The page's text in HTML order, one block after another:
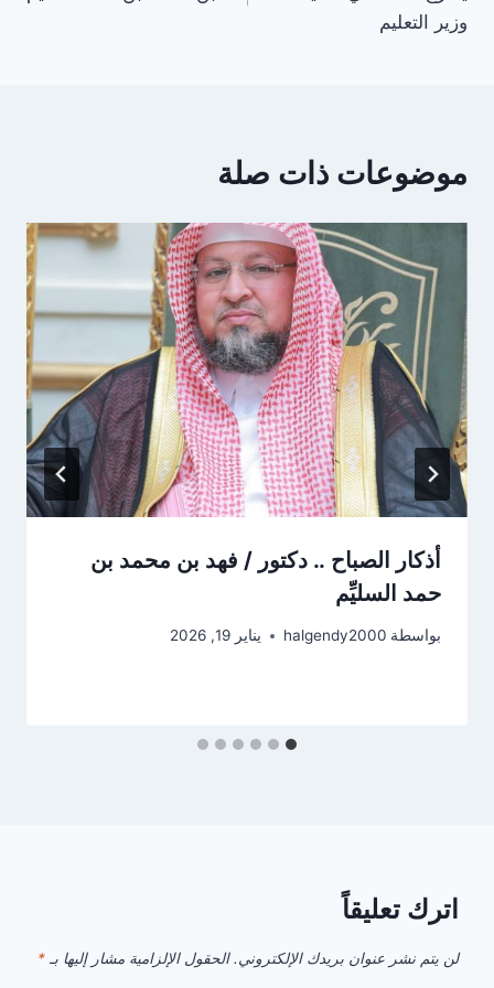
وزير التعليم
موضوعات ذات صلة
أذكار الصباح .. دكتور / فهد بن محمد بن
حمد السليِّم
بواسطة halgendy2000 يناير 19, 2026
اترك تعليقاً
لن يتم نشر عنوان بريدك الإلكتروني. الحقول الإلزامية مشار إليها بـ *